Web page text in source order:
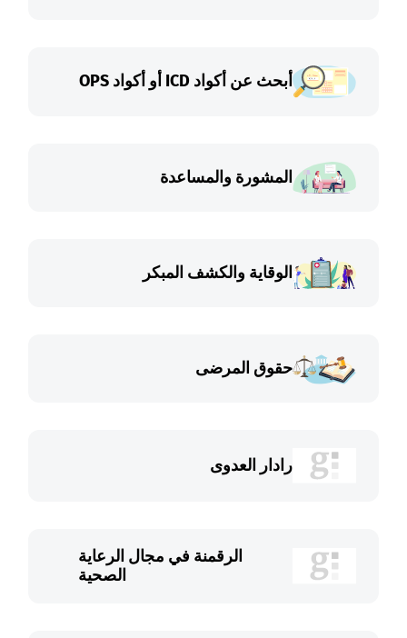
أبحث عن أكواد ICD أو أكواد OPS
المشورة والمساعدة
الوقاية والكشف المبكر
حقوق المرضى
رادار العدوى
الرقمنة في مجال الرعاية
الصحية